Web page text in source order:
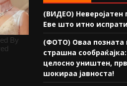
(ВИДЕО) Неверојатен
Еве што итно
(ФОТО) Оваа позната
страшна
целосно уништен,
шокираа јавноста!